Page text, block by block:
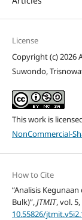
License
Copyright (c) 2026
Suwondo,
This work is
NonCommercial-
How to Cite
“Analisis
Bulk)”,JTMIT, vol.
10.55826/